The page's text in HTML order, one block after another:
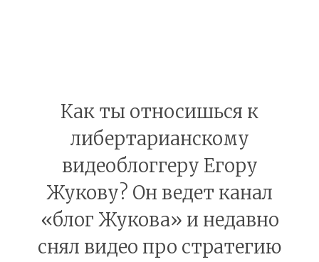
Как ты относишься к
либертарианскому
видеоблоггеру Егору
Жукову? Он ведет канал
«блог Жукова» и недавно
снял видео про стратегию